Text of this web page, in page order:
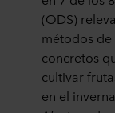
(ODS)
métodos
concretos
cultivar
en el